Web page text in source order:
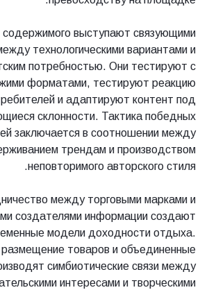
Авторы содержимого выступают
звеньями между технологическими
клиентским потребностью. Они
свежими форматами, тестируют
потребителей и адаптируют
меняющиеся склонности. Тактика
создателей заключается в
придерживанием трендам и
неповторимого
Сотрудничество между торговыми
известными создателями информации
современные модели доходности
Поддержка, размещение товаров и
проекты производят симбиотические
предпринимательскими интересами и